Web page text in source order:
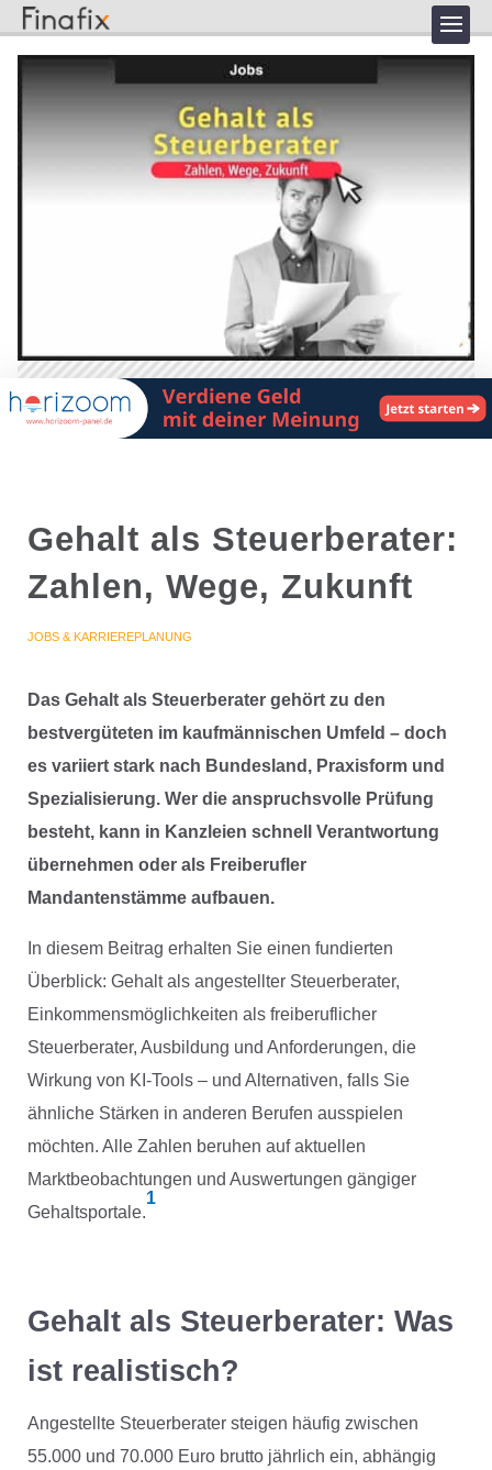
Gehalt als Steuerberater:
Zahlen, Wege, Zukunft
JOBS & KARRIEREPLANUNG
Das Gehalt als Steuerberater gehört zu den
bestvergüteten im kaufmännischen Umfeld – doch
es variiert stark nach Bundesland, Praxisform und
Spezialisierung. Wer die anspruchsvolle Prüfung
besteht, kann in Kanzleien schnell Verantwortung
übernehmen oder als Freiberufler
Mandantenstämme aufbauen.
In diesem Beitrag erhalten Sie einen fundierten
Überblick: Gehalt als angestellter Steuerberater,
Einkommensmöglichkeiten als freiberuflicher
Steuerberater, Ausbildung und Anforderungen, die
Wirkung von KI-Tools – und Alternativen, falls Sie
ähnliche Stärken in anderen Berufen ausspielen
möchten. Alle Zahlen beruhen auf aktuellen
Marktbeobachtungen und Auswertungen gängiger
Gehaltsportale.
1
Gehalt als Steuerberater: Was
ist realistisch?
Angestellte Steuerberater steigen häufig zwischen
55.000 und 70.000 Euro brutto jährlich ein, abhängig